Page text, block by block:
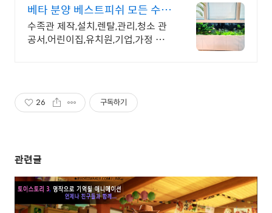
베타 분양 베스트피쉬 모든 수족
관 맞춤 시공가능
수족관 제작,설치,렌탈,관리,청소 관
공서,어린이집,유치원,기업,가정 맞
26 구독하기
관련글